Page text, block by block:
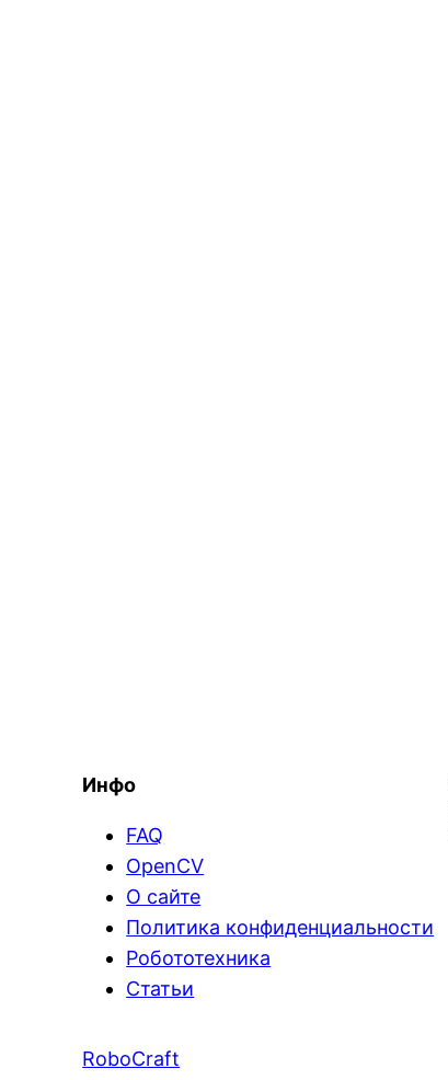
Инфо
FAQ
OpenCV
О сайте
Политика конфиденциальности
Робототехника
Статьи
RoboCraft